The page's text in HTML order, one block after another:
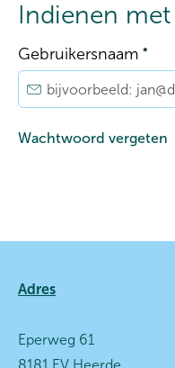
Indienen
Gebruikersnaam *
Wachtwoord vergeten
Adres
Eperweg 61
8181 EV Heerde